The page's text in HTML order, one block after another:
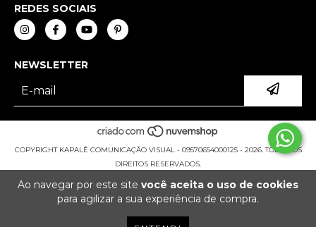
Ao navegar por este site você aceita o uso de cookies
para agilizar a sua experiência de compra.
REDES SOCIAIS
NEWSLETTER
COPYRIGHT KAPALÊ COMUNICAÇÃO VISUAL - 09570654000125 - 2026. TODOS OS
DIREITOS RESERVADOS.